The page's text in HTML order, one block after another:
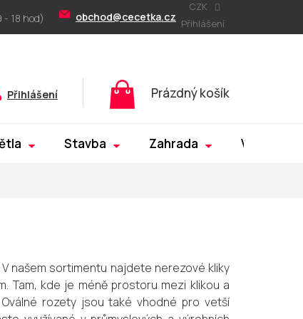
obchod@cecetka.cz
CZK
Přihlášení
Přihlášení
Nákupní
košík
Prázdný košík
Stavba Zahrada Výprodej
V našem sortimentu najdete nerezové kliky
Tam, kde je méně prostoru mezi klikou a
rozety jsou také vhodné pro vetší